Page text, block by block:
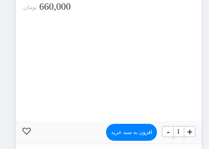
بقچه
لباس
سایز
- افزون به سبد خرید
660,000 تومان